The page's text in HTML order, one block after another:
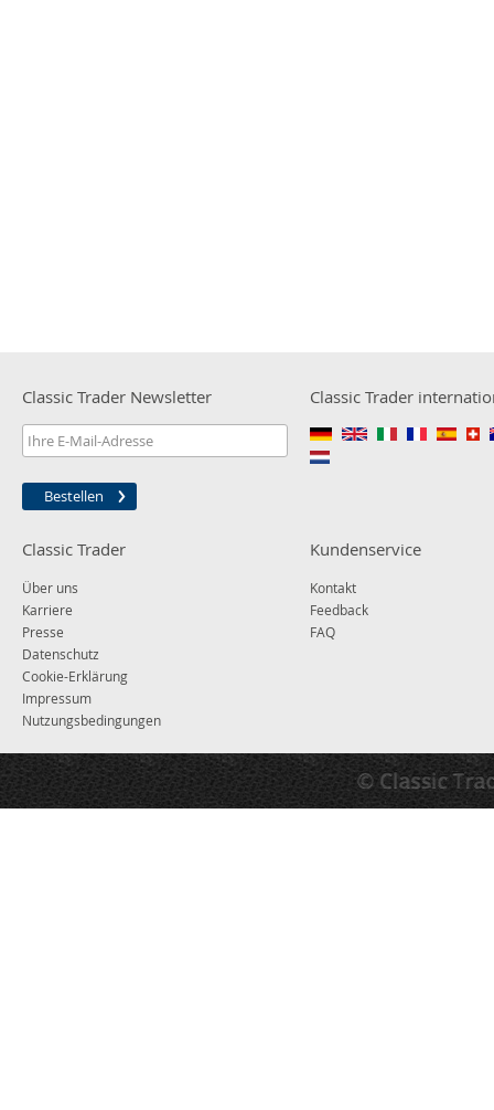
Classic Trader Newsletter
Bestellen
Classic Trader
Classic Trader
Über uns
Karriere
Presse
Datenschutz
Cookie-Erklärung
Impressum
Nutzungsbedingungen
Kundenservice
Kontakt
Feedback
FAQ